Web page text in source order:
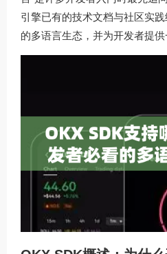
引擎已有的技术文档与社区实
的多语言生态，并为开发者提供